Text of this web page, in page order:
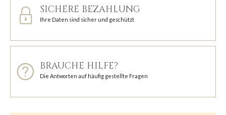
SICHERE BEZAHLUNG
Ihre Daten sind sicher und geschützt
BRAUCHE HILFE?
Die Antworten auf häufig gestellte Fragen